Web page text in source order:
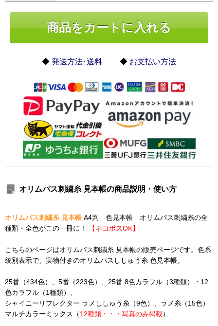
◆ 発送方法･送料 ◆ お支払い方法
オリムパス刺繍糸 見本帳の商品説明・使い方
オリムパス刺繍糸 見本帳 A4判 色見本帳 オリムパス刺繍糸の全
種類・全色がこの一冊に！
【ネコポスOK】
こちらのページはオリムパス刺繍糸 見本帳の販売ページです。色系
統別表示で、実物付きのオリムパスししゅう糸 色見本帳。
25番（434色）、5番（223色）、25番 8色カラフル（3種類）・12
色カラフル（1種類）、
シャイニーリフレクター ラメししゅう糸（9色）、ラメ糸（15色）
マルチカラーミックス（12種類・・・写真のみ掲載）